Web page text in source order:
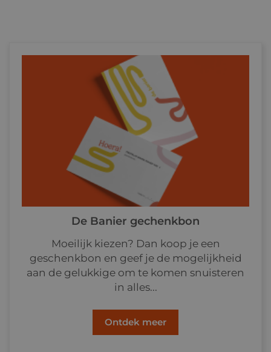
De Banier gechenkbon
Moeilijk kiezen? Dan koop je een
geschenkbon en geef je de mogelijkheid
aan de gelukkige om te komen snuisteren
in alles...
Ontdek meer